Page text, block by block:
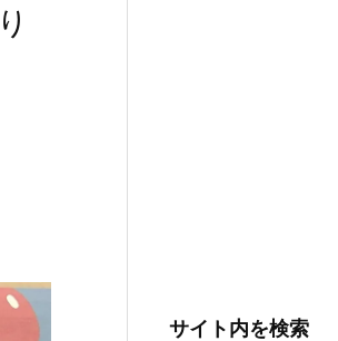
サイト内を検索